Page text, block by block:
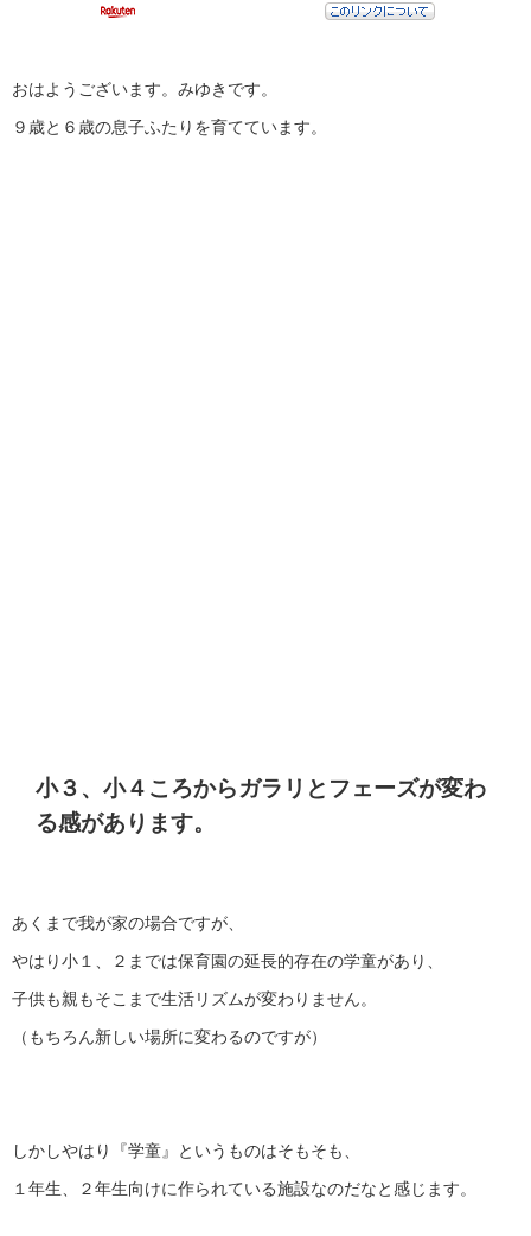
おはようございます。みゆきです。
９歳と６歳の息子ふたりを育てています。
小３、小４ころからガラリとフェーズが変わ
る感があります。
あくまで我が家の場合ですが、
やはり小１、２までは保育園の延長的存在の学童があり、
子供も親もそこまで生活リズムが変わりません。
（もちろん新しい場所に変わるのですが）
しかしやはり『学童』というものはそもそも、
１年生、２年生向けに作られている施設なのだなと感じます。